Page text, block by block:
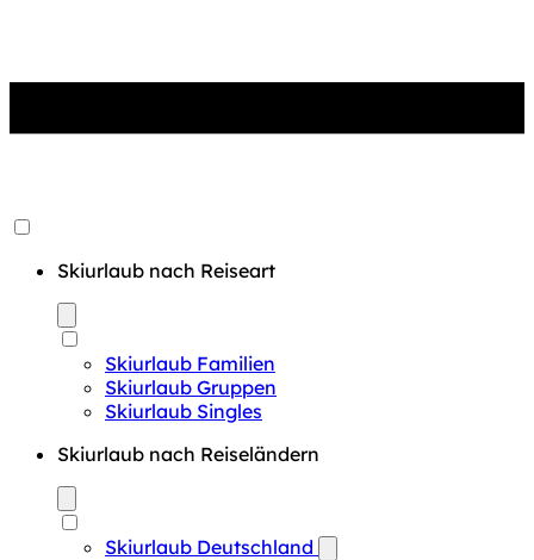
Skiurlaub nach Reiseart
Skiurlaub Familien
Skiurlaub Gruppen
Skiurlaub Singles
Skiurlaub nach Reiseländern
Skiurlaub Deutschland